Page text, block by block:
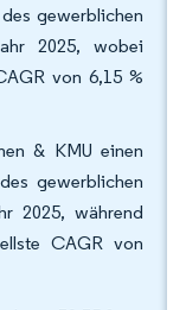
gewerblichen
2025, wobei
von 6,15 %
& KMU einen
gewerblichen
2025, während
CAGR von